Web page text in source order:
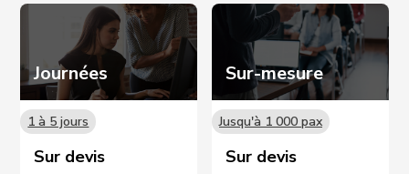
Journées
1 à 5 jours
Sur devis
Sur-mesure
Jusqu'à 1 000 pax
Sur devis